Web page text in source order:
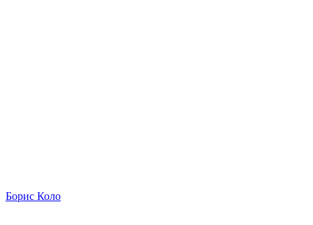
Борис Коло